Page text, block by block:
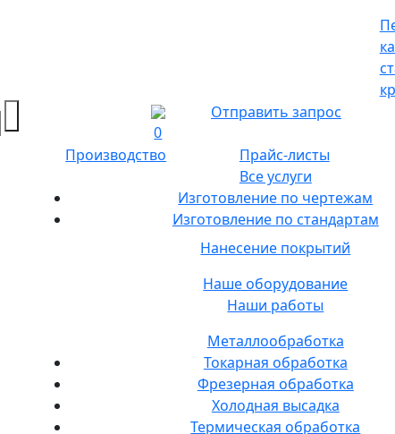
0
Отправить запрос
Производство
Все услуги
Изготовление по чертежам
Изготовление по стандартам
Нанесение покрытий
Наше оборудование
Наши работы
Металлообработка
Токарная обработка
Фрезерная обработка
Холодная высадка
Термическая обработка
Прайс-листы